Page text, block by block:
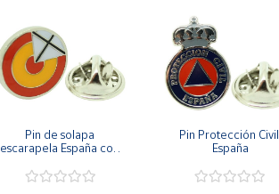
Pin de solapa
escarapela España con
Pin Protección Civil
España